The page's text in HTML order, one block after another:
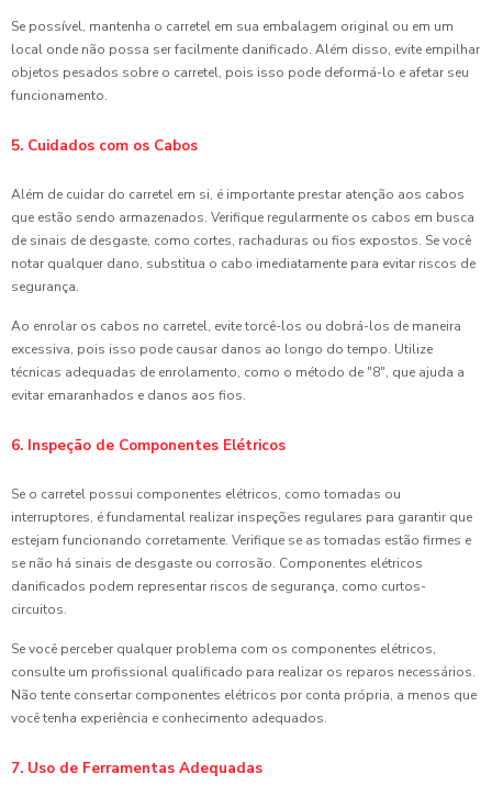
Se possível, mantenha o carretel em sua embalagem original ou em um
local onde não possa ser facilmente danificado. Além disso, evite empilhar
objetos pesados sobre o carretel, pois isso pode deformá-lo e afetar seu
funcionamento.
5. Cuidados com os Cabos
Além de cuidar do carretel em si, é importante prestar atenção aos cabos
que estão sendo armazenados. Verifique regularmente os cabos em busca
de sinais de desgaste, como cortes, rachaduras ou fios expostos. Se você
notar qualquer dano, substitua o cabo imediatamente para evitar riscos de
segurança.
Ao enrolar os cabos no carretel, evite torcê-los ou dobrá-los de maneira
excessiva, pois isso pode causar danos ao longo do tempo. Utilize
técnicas adequadas de enrolamento, como o método de "8", que ajuda a
evitar emaranhados e danos aos fios.
6. Inspeção de Componentes Elétricos
Se o carretel possui componentes elétricos, como tomadas ou
interruptores, é fundamental realizar inspeções regulares para garantir que
estejam funcionando corretamente. Verifique se as tomadas estão firmes e
se não há sinais de desgaste ou corrosão. Componentes elétricos
danificados podem representar riscos de segurança, como curtos-
circuitos.
Se você perceber qualquer problema com os componentes elétricos,
consulte um profissional qualificado para realizar os reparos necessários.
Não tente consertar componentes elétricos por conta própria, a menos que
você tenha experiência e conhecimento adequados.
7. Uso de Ferramentas Adequadas